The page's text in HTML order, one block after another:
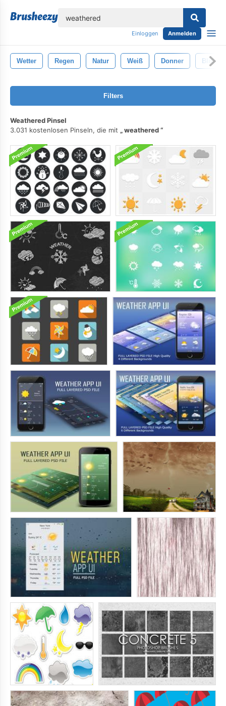
Einloggen Anmelden
Wetter Regen Natur Weiß Donner Blitz
Filters
Weathered Pinsel
3.031 kostenlosen Pinseln, die mit
weathered